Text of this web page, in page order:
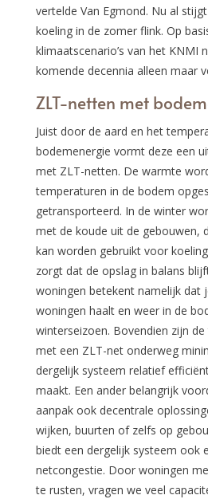
vertelde Van Egmond. Nu al
koeling in de zomer flink. Op
klimaatscenario’s van het KNMI
komende decennia alleen maar
ZLT-netten met
Juist door de aard en het
bodemenergie vormt deze een
met ZLT-netten. De warmte
temperaturen in de bodem
getransporteerd. In de winter
met de koude uit de gebouwen,
kan worden gebruikt voor
zorgt dat de opslag in balans
woningen betekent namelijk dat
woningen haalt en weer in de
winterseizoen. Bovendien zijn
met een ZLT-net onderweg
dergelijk systeem relatief
maakt. Een ander belangrijk
aanpak ook decentrale
wijken, buurten of zelfs op
biedt een dergelijk systeem ook
netcongestie. Door woningen
te rusten, vragen we veel